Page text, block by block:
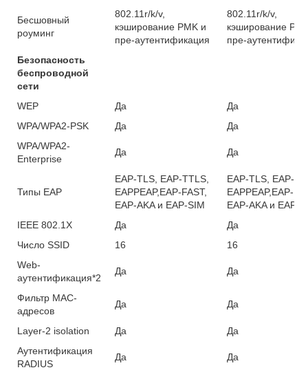
Бесшовный
роуминг
802.11r/k/v,
кэширование PMK и
пре-аутентификация
802.11r/k/v,
кэширование
пре-
Безопасность
беспроводной
сети
WEP
Да
Да
WPA/WPA2-PSK
Да
Да
WPA/WPA2-
Enterprise
Да Да
Типы EAP
EAP-TLS, EAP-TTLS,
EAPPEAP,EAP-FAST,
EAP-AKA и EAP-SIM
EAP-TLS, EAP-
EAPPEAP,EAP-
EAP-AKA и EAP-
IEEE 802.1X
Да
Да
Число SSID
16
16
Web-
аутентификация*2
Да Да
Фильтр MAC-
адресов
Да Да
Layer-2 isolation Да
Да
Аутентификация
RADIUS
Да Да